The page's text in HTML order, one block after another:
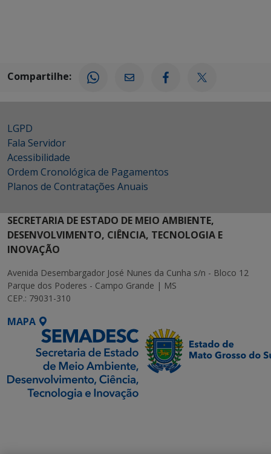
Compartilhe:
LGPD
Fala Servidor
Acessibilidade
Ordem Cronológica de Pagamentos
Planos de Contratações Anuais
SECRETARIA DE ESTADO DE MEIO AMBIENTE,
DESENVOLVIMENTO, CIÊNCIA, TECNOLOGIA E
INOVAÇÃO
Avenida Desembargador José Nunes da Cunha s/n - Bloco 12
Parque dos Poderes - Campo Grande | MS
CEP.: 79031-310
MAPA